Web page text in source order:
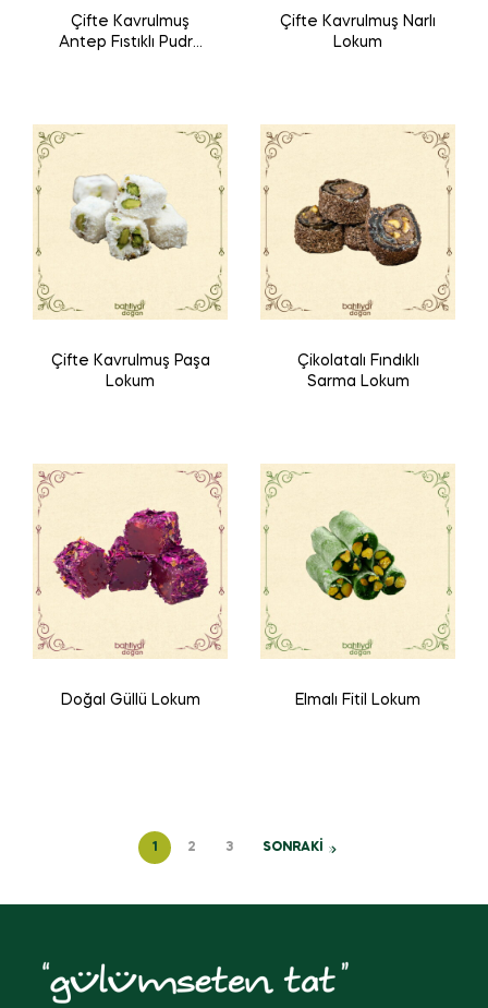
Çifte Kavrulmuş
Antep Fıstıklı Pudra
Çifte Kavrulmuş Narlı
Lokum
Çifte Kavrulmuş Paşa
Lokum
Çikolatalı Fındıklı
Sarma Lokum
Doğal Güllü Lokum Elmalı Fitil Lokum
1 2 3 SONRAKİ